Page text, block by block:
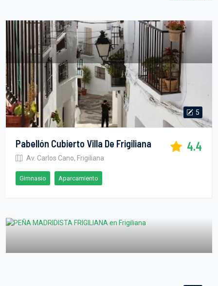
5
Pabellón Cubierto Villa De Frigiliana
Av. Carlos Cano, Frigiliana
4.4
Gimnasio Aparcamiento